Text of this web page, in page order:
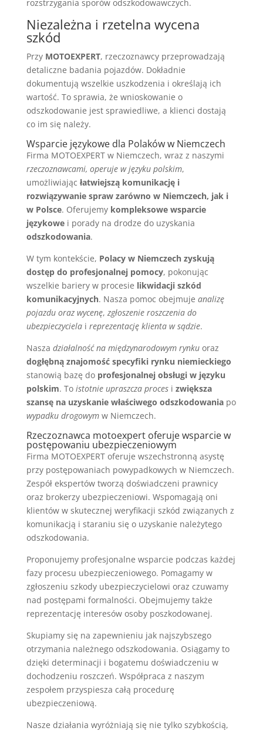
rozstrzygania sporów odszkodowawczych.
Niezależna i rzetelna wycena
szkód
Przy MOTOEXPERT, rzeczoznawcy przeprowadzają
detaliczne badania pojazdów. Dokładnie
dokumentują wszelkie uszkodzenia i określają ich
wartość. To sprawia, że wnioskowanie o
odszkodowanie jest sprawiedliwe, a klienci dostają
co im się należy.
Wsparcie językowe dla Polaków w Niemczech
Firma MOTOEXPERT w Niemczech, wraz z naszymi
rzeczoznawcami, operuje w języku polskim,
umożliwiając łatwiejszą komunikację i
rozwiązywanie spraw zarówno w Niemczech, jak i
w Polsce. Oferujemy kompleksowe wsparcie
językowei porady na drodze do uzyskania
odszkodowania.
W tym kontekście, Polacy w Niemczech zyskują
dostęp do profesjonalnej pomocy, pokonując
wszelkie bariery w procesie likwidacji szkód
komunikacyjnych. Nasza pomoc obejmuje analizę
pojazdu oraz wycenę, zgłoszenie roszczenia do
ubezpieczycielai reprezentację klienta w sądzie.
Nasza działalność na międzynarodowym rynkuoraz
dogłębną znajomość specyfiki rynku niemieckiego
stanowią bazę do profesjonalnej obsługi w języku
polskim. To istotnie upraszcza procesi zwiększa
szansę na uzyskanie właściwego odszkodowaniapo
wypadku drogowymw Niemczech.
Rzeczoznawca motoexpert oferuje wsparcie w
postępowaniu ubezpieczeniowym
Firma MOTOEXPERT oferuje wszechstronną asystę
przy postępowaniach powypadkowych w Niemczech.
Zespół ekspertów tworzą doświadczeni prawnicy
oraz brokerzy ubezpieczeniowi. Wspomagają oni
klientów w skutecznej weryfikacji szkód związanych z
komunikacją i staraniu się o uzyskanie należytego
odszkodowania.
Proponujemy profesjonalne wsparcie podczas każdej
fazy procesu ubezpieczeniowego. Pomagamy w
zgłoszeniu szkody ubezpieczycielowi oraz czuwamy
nad postępami formalności. Obejmujemy także
reprezentację interesów osoby poszkodowanej.
Skupiamy się na zapewnieniu jak najszybszego
otrzymania należnego odszkodowania. Osiągamy to
dzięki determinacji i bogatemu doświadczeniu w
dochodzeniu roszczeń. Współpraca z naszym
zespołem przyspiesza całą procedurę
ubezpieczeniową.
Nasze działania wyróżniają się nie tylko szybkością,